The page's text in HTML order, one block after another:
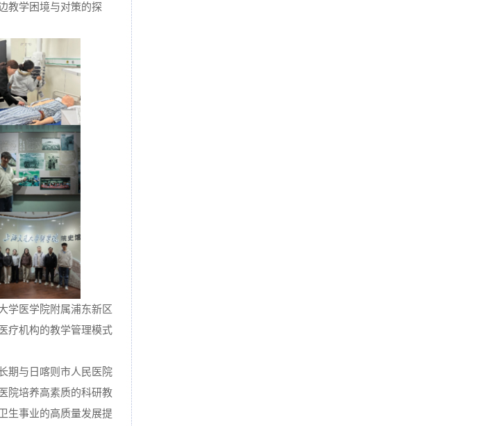
教学困境与对策的探
学医学院附属浦东新区
疗机构的教学管理模式
期与日喀则市人民医院
院培养高素质的科研教
生事业的高质量发展提